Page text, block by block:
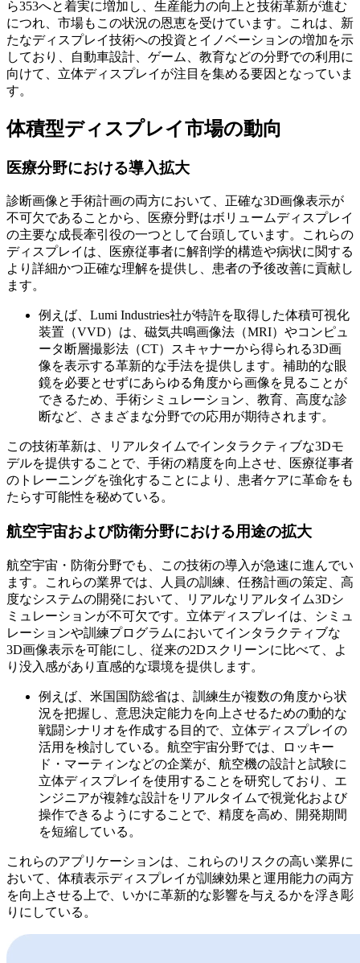
ら353へと着実に増加し、生産能力の向上と技術革新が進む
につれ、市場もこの状況の恩恵を受けています。これは、新
たなディスプレイ技術への投資とイノベーションの増加を示
しており、自動車設計、ゲーム、教育などの分野での利用に
向けて、立体ディスプレイが注目を集める要因となっていま
す。
体積型ディスプレイ市場の動向
医療分野における導入拡大
診断画像と手術計画の両方において、正確な3D画像表示が
不可欠であることから、医療分野はボリュームディスプレイ
の主要な成長牽引役の一つとして台頭しています。これらの
ディスプレイは、医療従事者に解剖学的構造や病状に関する
より詳細かつ正確な理解を提供し、患者の予後改善に貢献し
ます。
例えば、Lumi Industries社が特許を取得した体積可視化
装置（VVD）は、磁気共鳴画像法（MRI）やコンピュ
ータ断層撮影法（CT）スキャナーから得られる3D画
像を表示する革新的な手法を提供します。補助的な眼
鏡を必要とせずにあらゆる角度から画像を見ることが
できるため、手術シミュレーション、教育、高度な診
断など、さまざまな分野での応用が期待されます。
この技術革新は、リアルタイムでインタラクティブな3Dモ
デルを提供することで、手術の精度を向上させ、医療従事者
のトレーニングを強化することにより、患者ケアに革命をも
たらす可能性を秘めている。
航空宇宙および防衛分野における用途の拡大
航空宇宙・防衛分野でも、この技術の導入が急速に進んでい
ます。これらの業界では、人員の訓練、任務計画の策定、高
度なシステムの開発において、リアルなリアルタイム3Dシ
ミュレーションが不可欠です。立体ディスプレイは、シミュ
レーションや訓練プログラムにおいてインタラクティブな
3D画像表示を可能にし、従来の2Dスクリーンに比べて、よ
り没入感があり直感的な環境を提供します。
例えば、米国国防総省は、訓練生が複数の角度から状
況を把握し、意思決定能力を向上させるための動的な
戦闘シナリオを作成する目的で、立体ディスプレイの
活用を検討している。航空宇宙分野では、ロッキー
ド・マーティンなどの企業が、航空機の設計と試験に
立体ディスプレイを使用することを研究しており、エ
ンジニアが複雑な設計をリアルタイムで視覚化および
操作できるようにすることで、精度を高め、開発期間
を短縮している。
これらのアプリケーションは、これらのリスクの高い業界に
おいて、体積表示ディスプレイが訓練効果と運用能力の両方
を向上させる上で、いかに革新的な影響を与えるかを浮き彫
りにしている。